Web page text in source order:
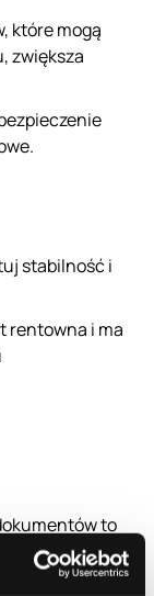
które mogą
zwiększa
stabilność i
rentowna i ma
to